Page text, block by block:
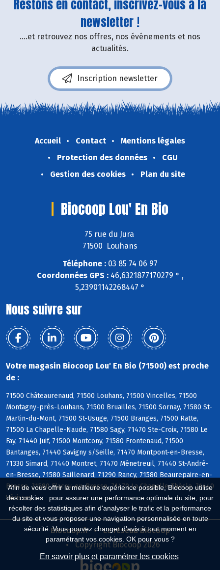
Afin de vous offrir la meilleure expérience possible, Biocoop utilise
des cookies : pour assurer une performance optimale du site, pour
récolter des statistiques afin d'analyser le trafic et la performance
du site et vous proposer une navigation personnalisée en toute
sécurité. Vous pouvez changer d'avis à tout moment en
paramétrant vos cookies. OK pour vous ?
En savoir plus et paramétrer les cookies
Restons en contact, inscrivez-vous à la
newsletter !
....et retrouvez nos offres, nos événements et nos
actualités.
Inscription newsletter
Accueil Contact
Mentions légales
Protection des données
CGU
Gestion des cookies
Plan du site
Biocoop Lou' En Bio
75 rue du Jura
71500 Louhans
Téléphone : 03 85 74 06 97
Coordonnées GPS :46,6321877170279 ° ,
5,23901142268447 °
Nous suivre sur
Votre magasin Biocoop Lou' En Bio (71500) est proche
de :
71500 Châteaurenaud, 71500 Louhans, 71500 Vincelles, 71500
Montagny-près-Louhans, 71500 Bruailles, 71500 Sornay, 71580 St-
Martin-du-Mont, 71500 St-Usuge, 71500 Branges, 71500 Ratte,
71500 La Chapelle-Naude, 71580 Sagy, 71470 Ste-Croix, 71580 Le
Fay, 71440 Juif, 71500 Montcony, 71580 Frontenaud, 71500
Bantanges, 71440 Savigny s/Seille, 71470 Montpont-en-Bresse,
71330 Simard, 71440 Montret, 71470 Ménetreuil, 71440 St-André-
en-Bresse, 71580 Saillenard, 71290 Rancy, 71580 Beaurepaire-en-
Bresse, 71580 Flacey-en-Bresse, 71470 La Chapelle-Thècle, 71440
Vérissey
Biocoop.fr
Le réseau Biocoop
Copyright Biocoop 2026